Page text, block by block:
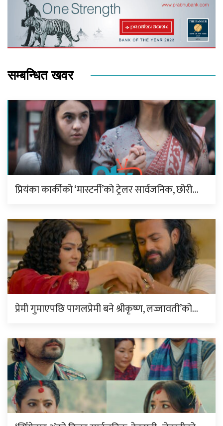
सम्बन्धित खवर
प्रियंका कार्कीको ‘मास्टर्नी’को ट्रेलर सार्वजनिक, छोरी…
प्रेमी गुमाएपछि पागलप्रेमी बने श्रीकृष्ण, लज्जावती’को…